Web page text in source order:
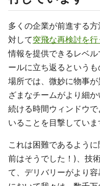
多くの企業が前進する
対して突飛な再検討を行
情報を提供できるレベ
ールに立ち返るという
場所では、微妙に物事
ざまなチームがより細
続ける時間ウィンドウ
いることを目撃していま
これは困難であるよう
前はそうでした！)、技
て、デリバリーがより